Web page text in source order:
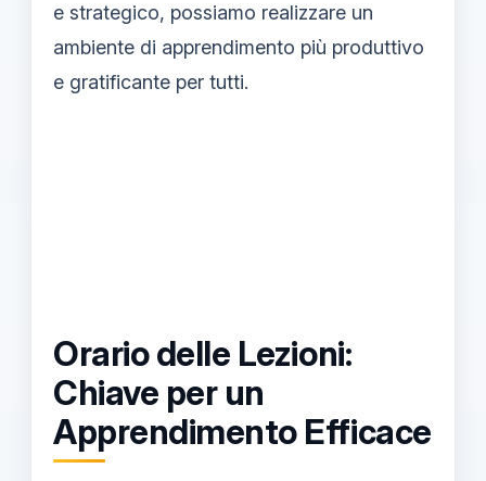
e strategico, possiamo realizzare un
ambiente di apprendimento più produttivo
e gratificante per tutti.
Orario delle Lezioni:
Chiave per un
Apprendimento Efficace